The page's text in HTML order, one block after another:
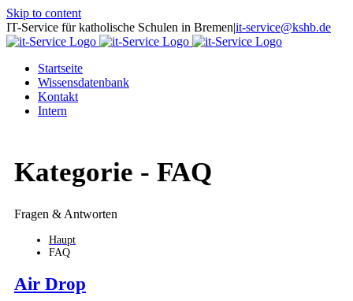
Skip to content
IT-Service für katholische Schulen in Bremen|it-service@kshb.de
Startseite
Wissensdatenbank
Kontakt
Intern
Kategorie - FAQ
Fragen & Antworten
Haupt
FAQ
Air Drop